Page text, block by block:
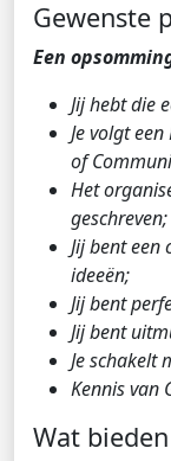
Gewenste
Een
Jij hebt die
Je volgt
of
Het
geschreven;
Jij bent
ideeën;
Jij bent
Jij bent
Je schakelt
Kennis van
Wat